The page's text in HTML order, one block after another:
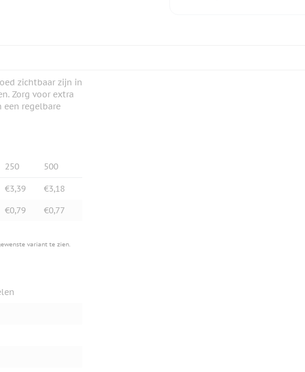
zichtbaar zijn in
Zorg voor extra
een regelbare
250 500
€3,39
€3,18
€0,79 €0,77
variant te zien.